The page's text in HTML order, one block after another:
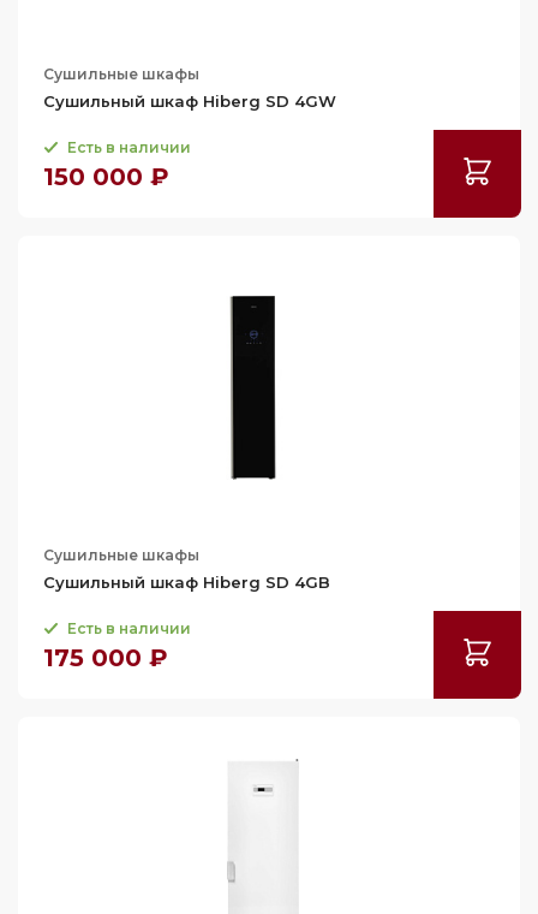
Сушильные шкафы
Сушильный шкаф Hiberg SD 4GW
Есть в наличии
150 000 ₽
Сушильные шкафы
Сушильный шкаф Hiberg SD 4GB
Есть в наличии
175 000 ₽